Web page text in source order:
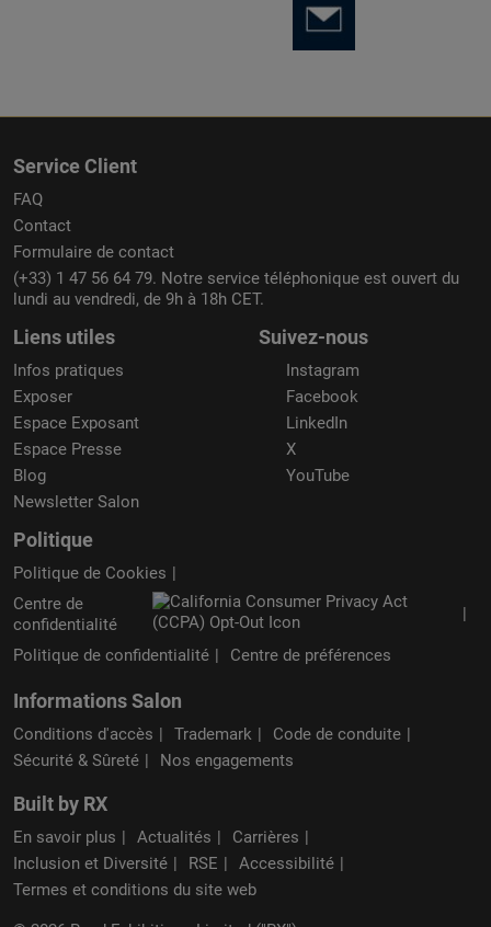
Service Client
FAQ
Contact
Formulaire de contact
(+33) 1 47 56 64 79. Notre service téléphonique est ouvert du
lundi au vendredi, de 9h à 18h CET.
Liens utiles
Infos pratiques
Exposer
Espace Exposant
Espace Presse
Blog
Newsletter Salon
Suivez-nous
Instagram
Facebook
LinkedIn
X
YouTube
Politique
Politique de Cookies
Centre de
confidentialité
Politique de confidentialité
Centre de préférences
Informations Salon
Conditions d'accès Trademark
Code de conduite
Sécurité & Sûreté
Nos engagements
Built by RX
En savoir plus Actualités
Carrières
Inclusion et Diversité
RSE
Accessibilité
Termes et conditions du site web